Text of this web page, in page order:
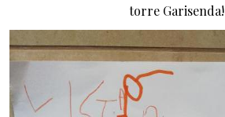
torre Garisenda!